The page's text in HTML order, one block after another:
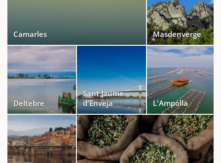
Camarles Masdenverge
Deltebre
Sant Jaume
d'Enveja
L'Ampolla